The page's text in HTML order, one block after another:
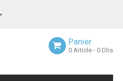
Panier
0 Article - 0 Dhs